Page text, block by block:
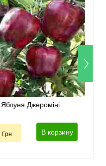
Яблуня Джероміні
Грн В корзину